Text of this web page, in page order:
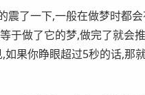
震了一下,一般在做梦时都
于做了它的梦,做完了就会
果你睁眼超过5秒的话,那